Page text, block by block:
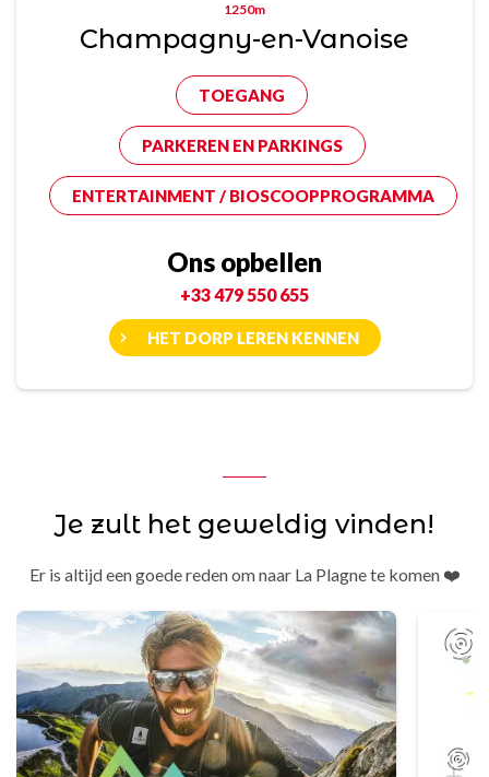
1250m
Champagny-en-Vanoise
TOEGANG
PARKEREN EN PARKINGS
ENTERTAINMENT / BIOSCOOPPROGRAMMA
Ons opbellen
+33 479 550 655
HET DORP LEREN KENNEN
Je zult het geweldig vinden!
Er is altijd een goede reden om naar La Plagne te komen ❤️